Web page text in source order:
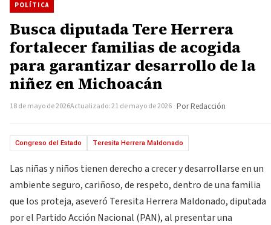
POLÍTICA
Busca diputada Tere Herrera
fortalecer familias de acogida
para garantizar desarrollo de la
niñez en Michoacán
18 de mayo de 2026Actualizado: 21 de mayo de 2026 Por Redacción
Congreso del Estado Teresita Herrera Maldonado
Las niñas y niños tienen derecho a crecer y desarrollarse en un
ambiente seguro, cariñoso, de respeto, dentro de una familia
que los proteja, aseveró Teresita Herrera Maldonado, diputada
por el Partido Acción Nacional (PAN), al presentar una